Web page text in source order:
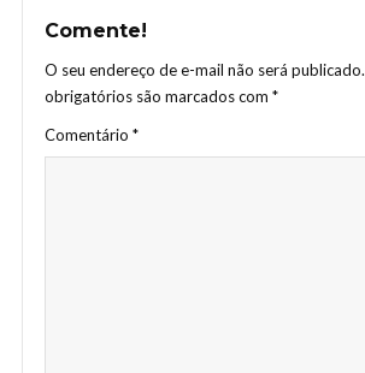
Comente!
O seu endereço de e-mail não será publicado.
obrigatórios são marcados com *
Comentário *